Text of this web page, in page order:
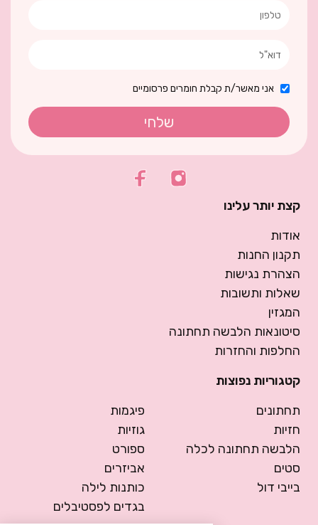
אני מאשר/ת קבלת חומרים פרסומיים
שלחי
קצת יותר עלינו
אודות
תקנון החנות
הצהרת נגישות
שאלות ותשובות
המגזין
סיטונאות הלבשה תחתונה
החלפות והחזרות
קטגוריות נפוצות
תחתונים
חזיות
הלבשה תחתונה לכלה
סטים
בייבי דול
פיגמות
גוזיות
ספורט
אביזרים
כותנות לילה
בגדים לפסטיבלים